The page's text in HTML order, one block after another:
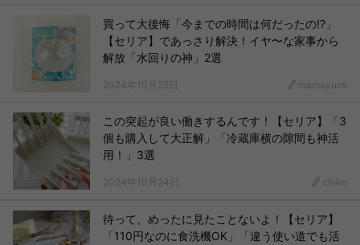
買って大後悔「今までの時間は何だったの!?」
【セリア】であっさり解決！イヤ〜な家事から
解放「水回りの神」2選
2024年10月25日 mamayumi
この突起が良い働きするんです！【セリア】「3
個も購入して大正解」「冷蔵庫横の隙間も神活
用！」3選
2024年10月24日 chiko
待って、めったに見たことないよ！【セリア】
「110円なのに食洗機OK」「違う使い道でも活